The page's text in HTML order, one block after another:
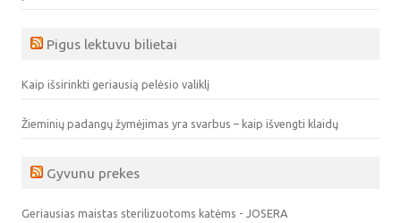
Pigus lektuvu bilietai
Kaip išsirinkti geriausią pelėsio valiklį
Žieminių padangų žymėjimas yra svarbus – kaip išvengti klaidų
Gyvunu prekes
Geriausias maistas sterilizuotoms katėms - JOSERA